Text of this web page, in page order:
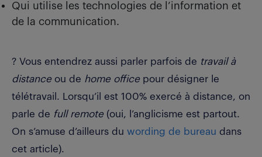
Qui utilise les technologies de l’information et
de la communication.
? Vous entendrez aussi parler parfois de travail à
distanceou de home officepour désigner le
télétravail. Lorsqu’il est 100% exercé à distance, on
parle de full remote(oui, l’anglicisme est partout.
On s’amuse d’ailleurs du wording de bureau dans
cet article).